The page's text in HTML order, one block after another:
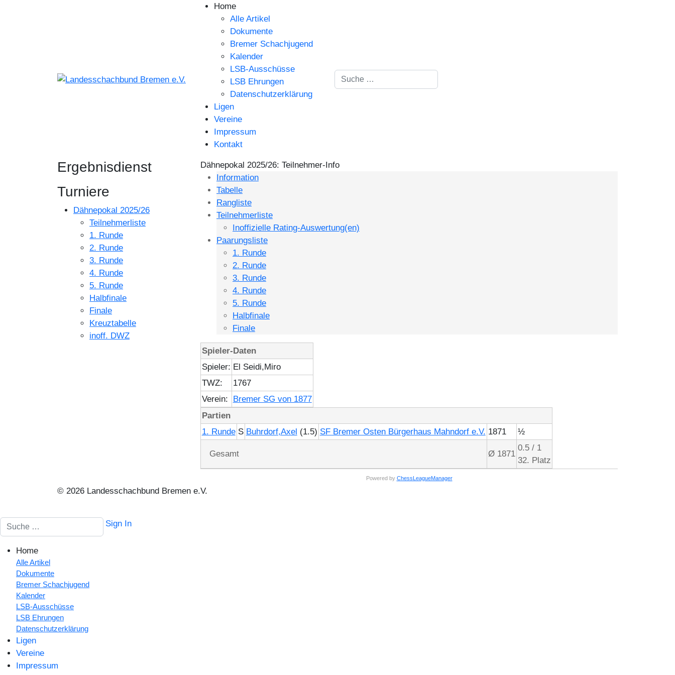
Home
Alle Artikel
Dokumente
Bremer Schachjugend
Kalender
LSB-Ausschüsse
LSB Ehrungen
Datenschutzerklärung
Ligen
Vereine
Impressum
Kontakt
Suchen
Ergebnisdienst
Turniere
Dähnepokal 2025/26
Teilnehmerliste
1. Runde
2. Runde
3. Runde
4. Runde
5. Runde
Halbfinale
Finale
Kreuztabelle
inoff. DWZ
Dähnepokal 2025/26: Teilnehmer-Info
Information
Tabelle
Rangliste
Teilnehmerliste
Inoffizielle Rating-Auswertung(en)
Paarungsliste
1. Runde
2. Runde
3. Runde
4. Runde
5. Runde
Halbfinale
Finale
Spieler-Daten
Spieler: El Seidi,Miro
TWZ:
1767
Verein:
Bremer SG von 1877
Partien
1. Runde S Buhrdorf,Axel (1.5) SF Bremer Osten Bürgerhaus Mahndorf e.V. 1871 ½
Gesamt Ø 1871
0.5 / 1
32. Platz
Powered by ChessLeagueManager
© 2026 Landesschachbund Bremen e.V.
Suchen Sign In
Home
Alle Artikel
Dokumente
Bremer Schachjugend
Kalender
LSB-Ausschüsse
LSB Ehrungen
Datenschutzerklärung
Ligen
Vereine
Impressum